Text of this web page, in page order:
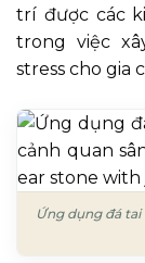
trí được các
trong việc
stress cho gia
Ứng dụng đá